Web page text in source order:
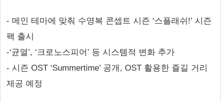
- 메인 테마에 맞춰 수영복 콘셉트 시즌 ‘스플래쉬!’ 시즌
팩 출시
-‘균열’, ‘크로노스피어’ 등 시스템적 변화 추가
- 시즌 OST ‘Summertime’ 공개, OST 활용한 즐길 거리
제공 예정